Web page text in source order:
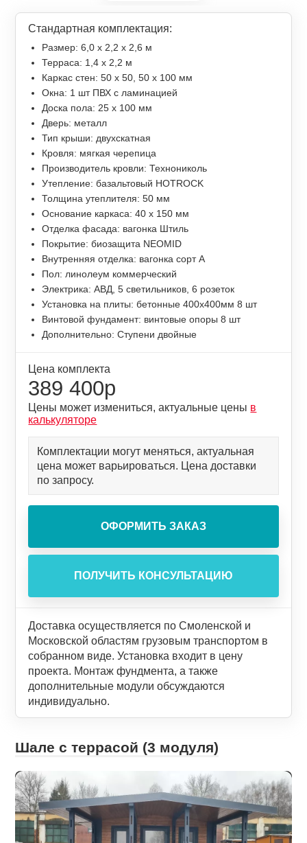
Стандартная комплектация:
Размер: 6,0 х 2,2 х 2,6 м
Терраса: 1,4 x 2,2 м
Каркас стен: 50 х 50, 50 х 100 мм
Окна: 1 шт ПВХ с ламинацией
Доска пола: 25 х 100 мм
Дверь: металл
Тип крыши: двухскатная
Кровля: мягкая черепица
Производитель кровли: Технониколь
Утепление: базальтовый HOTROCK
Толщина утеплителя: 50 мм
Основание каркаса: 40 х 150 мм
Отделка фасада: вагонка Штиль
Покрытие: биозащита NEOMID
Внутренняя отделка: вагонка сорт А
Пол: линолеум коммерческий
Электрика: АВД, 5 светильников, 6 розеток
Установка на плиты: бетонные 400х400мм 8 шт
Винтовой фундамент: винтовые опоры 8 шт
Дополнительно: Ступени двойные
Цена комплекта
389 400р
Цены может измениться, актуальные цены в
калькуляторе
Комплектации могут меняться, актуальная
цена может варьироваться. Цена доставки
по запросу.
Доставка осуществляется по Смоленской и
Московской областям грузовым транспортом в
собранном виде. Установка входит в цену
проекта. Монтаж фундмента, а также
дополнительные модули обсуждаются
индивидуально.
Шале с террасой (3 модуля)